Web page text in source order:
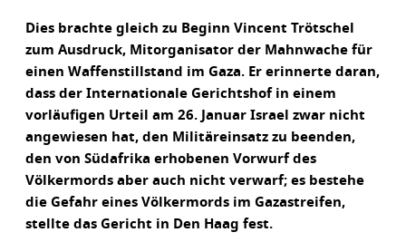
Dies brachte gleich zu Beginn Vincent Trötschel
zum Ausdruck, Mitorganisator der Mahnwache für
einen Waffenstillstand im Gaza. Er erinnerte daran,
dass der Internationale Gerichtshof in einem
vorläufigen Urteil am 26. Januar Israel zwar nicht
angewiesen hat, den Militäreinsatz zu beenden,
den von Südafrika erhobenen Vorwurf des
Völkermords aber auch nicht verwarf; es bestehe
die Gefahr eines Völkermords im Gazastreifen,
stellte das Gericht in Den Haag fest.